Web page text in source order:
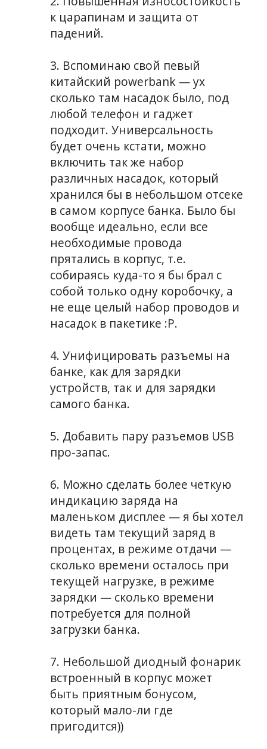
к царапинам и защита от
падений.
3. Вспоминаю свой певый
китайский powerbank — ух
сколько там насадок было, под
любой телефон и гаджет
подходит. Универсальность
будет очень кстати, можно
включить так же набор
различных насадок, который
хранился бы в небольшом отсеке
в самом корпусе банка. Было бы
вообще идеально, если все
необходимые провода
прятались в корпус, т.е.
собираясь куда-то я бы брал с
собой только одну коробочку, а
не еще целый набор проводов и
насадок в пакетике :P.
4. Унифицировать разъемы на
банке, как для зарядки
устройств, так и для зарядки
самого банка.
5. Добавить пару разъемов USB
про-запас.
6. Можно сделать более четкую
индикацию заряда на
маленьком дисплее — я бы хотел
видеть там текущий заряд в
процентах, в режиме отдачи —
сколько времени осталось при
текущей нагрузке, в режиме
зарядки — сколько времени
потребуется для полной
загрузки банка.
7. Небольшой диодный фонарик
встроенный в корпус может
быть приятным бонусом,
который мало-ли где
пригодится))